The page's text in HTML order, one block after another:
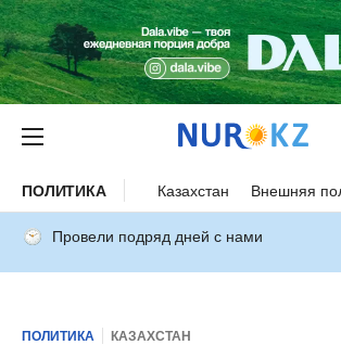
ПОЛИТИКА Казахстан Внешняя
Провели подряд дней с нами
ПОЛИТИКА КАЗАХСТАН